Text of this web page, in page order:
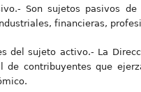
Son sujetos pasivos
financieras,
del sujeto activo.- La
de contribuyentes que